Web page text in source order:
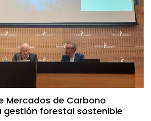
Mercados de Carbono
gestión forestal sostenible